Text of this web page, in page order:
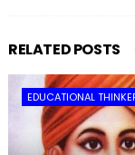
RELATED POSTS
EDUCATIONAL